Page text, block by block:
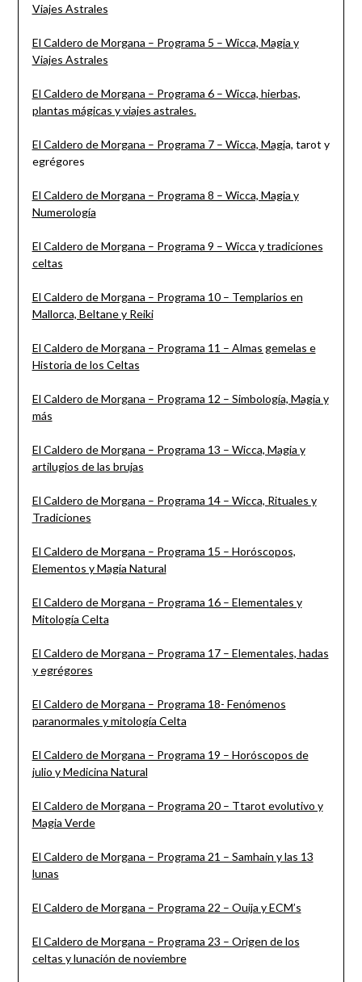
Viajes Astrales
El Caldero de Morgana – Programa 5 – Wicca, Magia y
Viajes Astrales
El Caldero de Morgana – Programa 6 – Wicca, hierbas,
plantas mágicas y viajes astrales.
El Caldero de Morgana – Programa 7 – Wicca, Magia, tarot y
egrégores
El Caldero de Morgana – Programa 8 – Wicca, Magia y
Numerología
El Caldero de Morgana – Programa 9 – Wicca y tradiciones
celtas
El Caldero de Morgana – Programa 10 – Templarios en
Mallorca, Beltane y Reiki
El Caldero de Morgana – Programa 11 – Almas gemelas e
Historia de los Celtas
El Caldero de Morgana – Programa 12 – Simbología, Magia y
más
El Caldero de Morgana – Programa 13 – Wicca, Magia y
artilugios de las brujas
El Caldero de Morgana – Programa 14 – Wicca, Rituales y
Tradiciones
El Caldero de Morgana – Programa 15 – Horóscopos,
Elementos y Magia Natural
El Caldero de Morgana – Programa 16 – Elementales y
Mitología Celta
El Caldero de Morgana – Programa 17 – Elementales, hadas
y egrégores
El Caldero de Morgana – Programa 18- Fenómenos
paranormales y mitología Celta
El Caldero de Morgana – Programa 19 – Horóscopos de
julio y Medicina Natural
El Caldero de Morgana – Programa 20 – Ttarot evolutivo y
Magia Verde
El Caldero de Morgana – Programa 21 – Samhain y las 13
lunas
El Caldero de Morgana – Programa 22 – Ouija y ECM’s
El Caldero de Morgana – Programa 23 – Origen de los
celtas y lunación de noviembre